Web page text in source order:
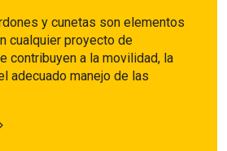
y cunetas son elementos
cualquier proyecto de
contribuyen a la movilidad, la
adecuado manejo de las